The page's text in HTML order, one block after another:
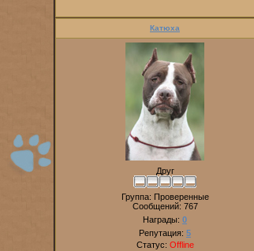
Катюха
Друг
Группа: Проверенные
Сообщений: 767
Награды: 0
Репутация: 5
Статус: Offline